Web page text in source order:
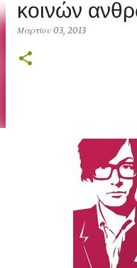
κοινών
Μαρτίου 03, 2013